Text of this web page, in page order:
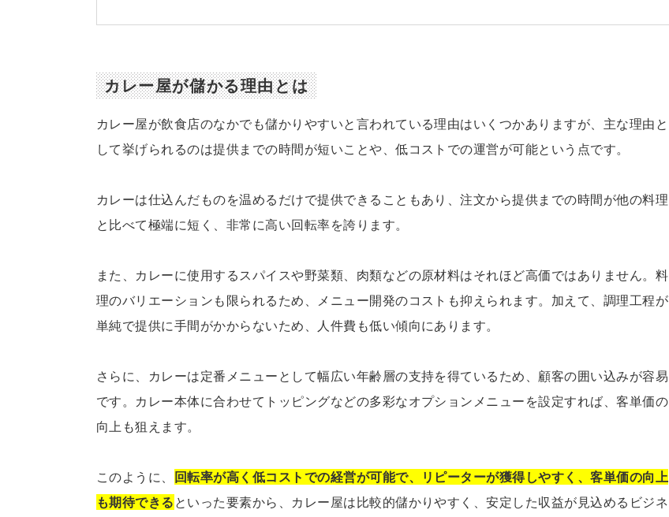
カレー屋が儲かる理由とは
カレー屋が飲食店のなかでも儲かりやすいと言われている理由はいくつかありますが、主な理由と
して挙げられるのは提供までの時間が短いことや、低コストでの運営が可能という点です。
カレーは仕込んだものを温めるだけで提供できることもあり、注文から提供までの時間が他の料理
と比べて極端に短く、非常に高い回転率を誇ります。
また、カレーに使用するスパイスや野菜類、肉類などの原材料はそれほど高価ではありません。料
理のバリエーションも限られるため、メニュー開発のコストも抑えられます。加えて、調理工程が
単純で提供に手間がかからないため、人件費も低い傾向にあります。
さらに、カレーは定番メニューとして幅広い年齢層の支持を得ているため、顧客の囲い込みが容易
です。カレー本体に合わせてトッピングなどの多彩なオプションメニューを設定すれば、客単価の
向上も狙えます。
このように、
回転率が高く低コストでの経営が可能で、リピーターが獲得しやすく、客単価の向上
も期待できる といった要素から、カレー屋は比較的儲かりやすく、安定した収益が見込めるビジネ